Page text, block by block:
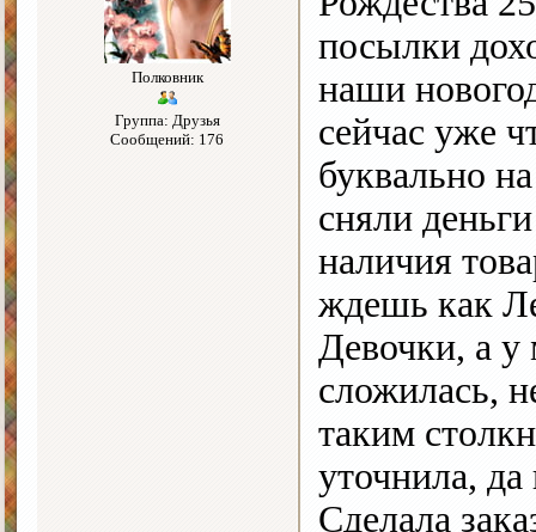
Полковник
Группа: Друзья
Сообщений: 176
посылки
наши
сейчас уже
буквально
сняли
наличия
ждешь как
Девочки, а у
сложилась,
таким
уточнила,
Сделала